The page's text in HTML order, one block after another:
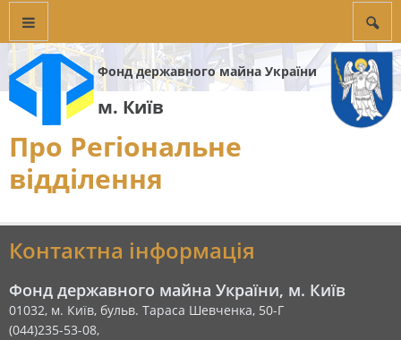
Фонд державного майна України
м. Київ
Про Регіональне
відділення
Контактна інформація
Фонд державного майна України, м. Київ
01032, м. Київ, бульв. Тараса Шевченка, 50-Г
(044)235-53-08,